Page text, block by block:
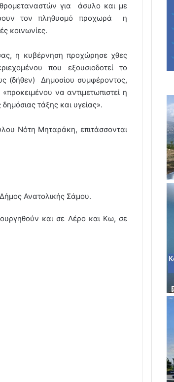
για άσυλο και με
τον πληθυσμό προχωρά η
κοινωνίες.
η κυβέρνηση προχώρησε χθες
που εξουσιοδοτεί το
(δήθεν) Δημοσίου συμφέροντος,
να αντιμετωπιστεί η
τάξης και υγείας».
Νότη Μηταράκη, επιτάσσονται
Ανατολικής Σάμου.
και σε Λέρο και Κω, σε